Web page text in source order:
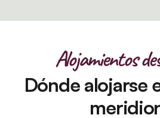
Alojamientos
Dónde alojarse